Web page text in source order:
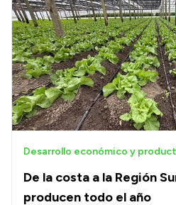
Normativa
Transparencia
Presupuesto
Boletín Oficial
Compras y licitaciones
Consulta de pago a
De la costa a la Región
producen todo el año
Desarrollo económico y